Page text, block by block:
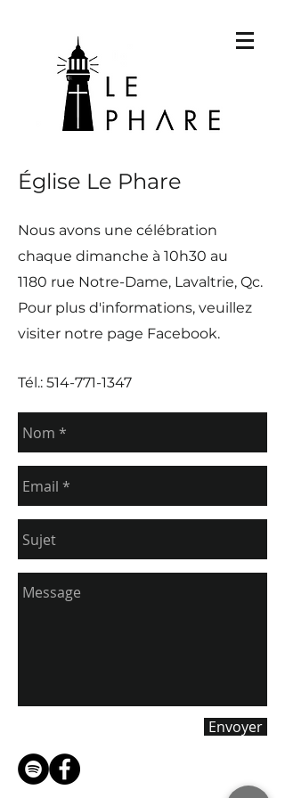
Église Le Phare
Nous avons une célébration
chaque dimanche à 10h30 au
1180 rue Notre-Dame, Lavaltrie, Qc.
Pour plus d'informations, veuillez
visiter notre page Facebook.
Tél.: 514-771-1347
Envoyer